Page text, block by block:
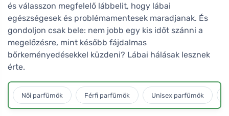
és válasszon megfelelő lábbelit, hogy lábai
egészségesek és problémamentesek maradjanak. És
gondoljon csak bele: nem jobb egy kis időt szánni a
megelőzésre, mint később fájdalmas
bőrkeményedésekkel küzdeni? Lábai hálásak lesznek
érte.
Női parfümök Férfi parfümök Unisex parfümök